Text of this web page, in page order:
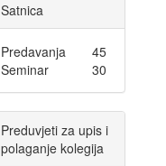
Satnica
Predavanja
45
Seminar
30
Preduvjeti za upis i
polaganje kolegija